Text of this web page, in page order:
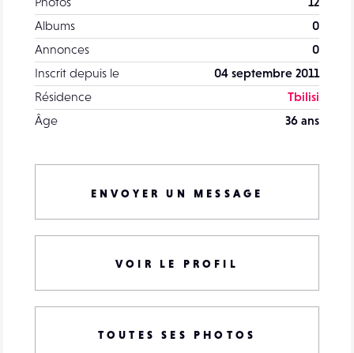
Albums
0
Annonces
0
Inscrit depuis le
04 septembre 2011
Résidence
Tbilisi
Âge
36 ans
ENVOYER UN MESSAGE
VOIR LE PROFIL
TOUTES SES PHOTOS